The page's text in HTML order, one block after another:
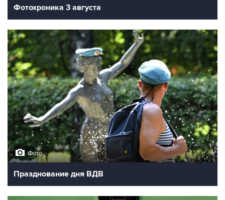
Фотохроника 3 августа
Фото
Празднование дня ВДВ